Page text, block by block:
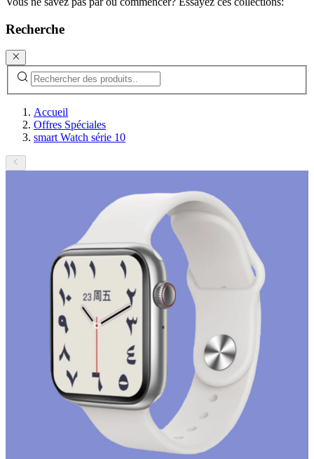
Recherche
Accueil
Offres Spéciales
smart Watch série 10